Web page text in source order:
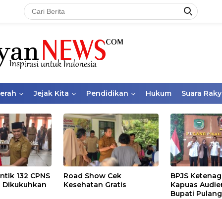
Jejak Kita Pendidikan Hukum Suara
132 CPNS
Dikukuhkan
Road Show Cek
Kesehatan Gratis
BPJS
Kapuas
Bupati